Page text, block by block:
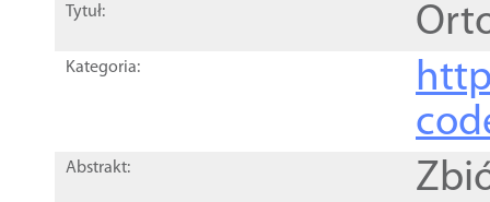
Tytuł:
Kategoria:
Abstrakt: